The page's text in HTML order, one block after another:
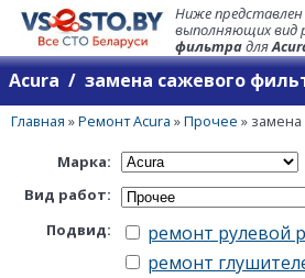
Ниже представлен
выполняющих вид
фильтрадля
Acura / замена сажевого
Главная »Ремонт Acura »Прочее » замена
Марка:
Вид работ:
Подвид:
ремонт рулевой
ремонт